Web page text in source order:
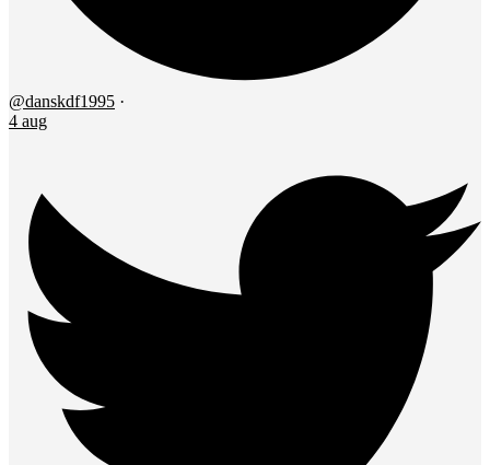
@danskdf1995 ·
4 aug